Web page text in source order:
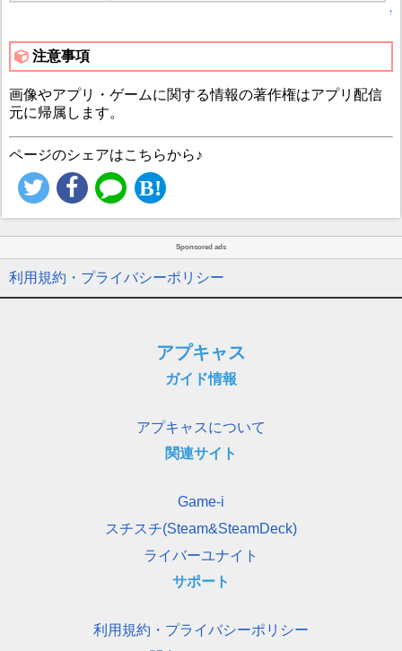
↑
注意事項
画像やアプリ・ゲームに関する情報の著作権はアプリ配信
元に帰属します。
ページのシェアはこちらから♪
Sponsored ads
利用規約・プライバシーポリシー
アプキャス
ガイド情報
アプキャスについて
関連サイト
Game-i
スチスチ(Steam&SteamDeck)
ライバーユナイト
サポート
利用規約・プライバシーポリシー